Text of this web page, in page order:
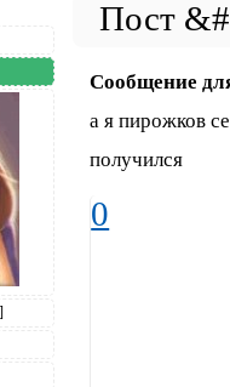
Сообщение
а я пирожков
получился
0